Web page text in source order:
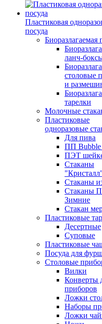
Пластиковая
посуда
Биоразлагаемая
ланч-
столовые
и
тарелки
Молочные
Пластиковые
одноразовые
Для пива
ПП Bubble
ПЭТ
Стаканы
Стаканы
Стаканы
Зимние
Стакан
Пластиковые
Десертные
Суповые
Пластиковые
Посуда для
Столовые
Вилки
Конверты
приборов
Ложки
Наборы
Ложки